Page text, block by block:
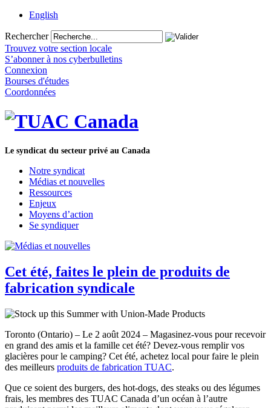
English
Rechercher
Trouvez votre section locale
S’abonner à nos cyberbulletins
Connexion
Bourses d'études
Coordonnées
Le syndicat du secteur privé au Canada
Notre syndicat
Médias et nouvelles
Ressources
Enjeux
Moyens d’action
Se syndiquer
Cet été, faites le plein de produits de
fabrication syndicale
Toronto (Ontario) – Le 2 août 2024 – Magasinez-vous pour recevoir
en grand des amis et la famille cet été? Devez-vous remplir vos
glacières pour le camping? Cet été, achetez local pour faire le plein
des meilleurs produits de fabrication TUAC.
Que ce soient des burgers, des hot-dogs, des steaks ou des légumes
frais, les membres des TUAC Canada d’un océan à l’autre